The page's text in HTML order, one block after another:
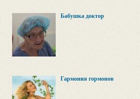
Бабушка доктор
Гармония гормонов